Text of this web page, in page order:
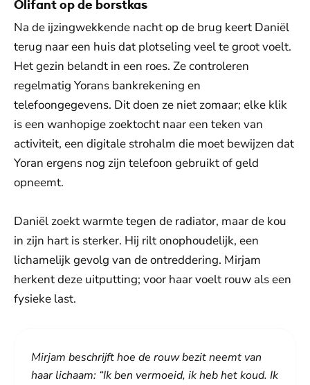
Olifant op de borstkas
Na de ijzingwekkende nacht op de brug keert Daniël
terug naar een huis dat plotseling veel te groot voelt.
Het gezin belandt in een roes. Ze controleren
regelmatig Yorans bankrekening en
telefoongegevens. Dit doen ze niet zomaar; elke klik
is een wanhopige zoektocht naar een teken van
activiteit, een digitale strohalm die moet bewijzen dat
Yoran ergens nog zijn telefoon gebruikt of geld
opneemt.
Daniël zoekt warmte tegen de radiator, maar de kou
in zijn hart is sterker. Hij rilt onophoudelijk, een
lichamelijk gevolg van de ontreddering. Mirjam
herkent deze uitputting; voor haar voelt rouw als een
fysieke last.
Mirjam beschrijft hoe de rouw bezit neemt van
haar lichaam: “Ik ben vermoeid, ik heb het koud. Ik